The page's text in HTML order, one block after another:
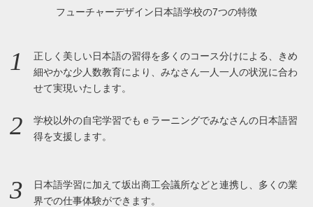
フューチャーデザイン日本語学校の7つの特徴
1
正しく美しい日本語の習得を多くのコース分けによる、きめ
細やかな少人数教育により、みなさん一人一人の状況に合わ
せて実現いたします。
2
学校以外の自宅学習でもｅラーニングでみなさんの日本語習
得を支援します。
3
日本語学習に加えて坂出商工会議所などと連携し、多くの業
界での仕事体験ができます。